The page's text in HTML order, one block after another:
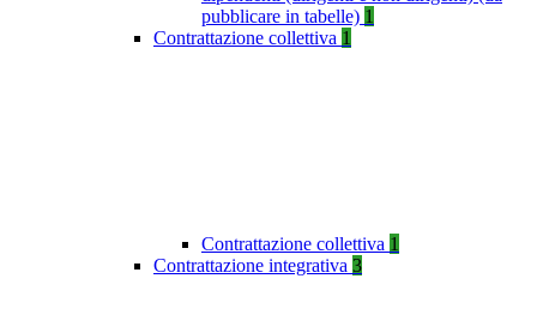
pubblicare in tabelle) 1
Contrattazione collettiva 1
Contrattazione collettiva 1
Contrattazione integrativa 3